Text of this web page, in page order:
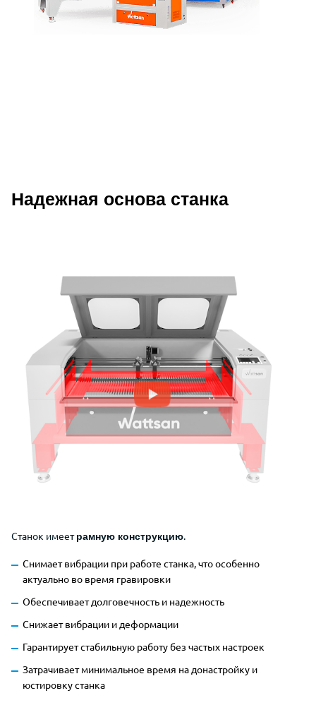
Описание преимуществ Wattsan
Надежная основа станка
Станок имеетрамную конструкцию
Снимает вибрации при работе станка, что особенно
актуально во время гравировки
Обеспечивает долговечность и надежность
Снижает вибрации и деформации
Гарантирует стабильную работу без частых настроек
Затрачивает минимальное время на донастройку и
юстировку станка